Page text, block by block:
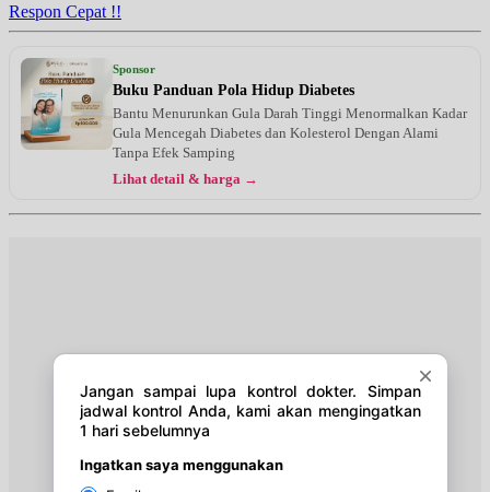
Jam 08:00 - 13:00
EKSEKUTIF
Rabu, 02/09/2026
Jam 08:00 - 10:00
Respon Cepat !!
Sponsor
Buku Panduan Pola Hidup Diabetes
Bantu Menurunkan Gula Darah Tinggi Menormalkan Kadar
Gula Mencegah Diabetes dan Kolesterol Dengan Alami
Tanpa Efek Samping
Lihat detail & harga →